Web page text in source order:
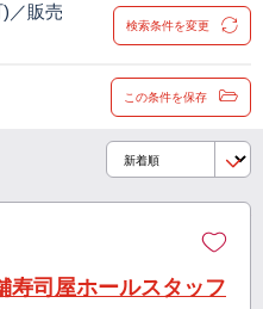
／販売
検索条件を変更
この条件を保存
寿司屋ホールスタッフ